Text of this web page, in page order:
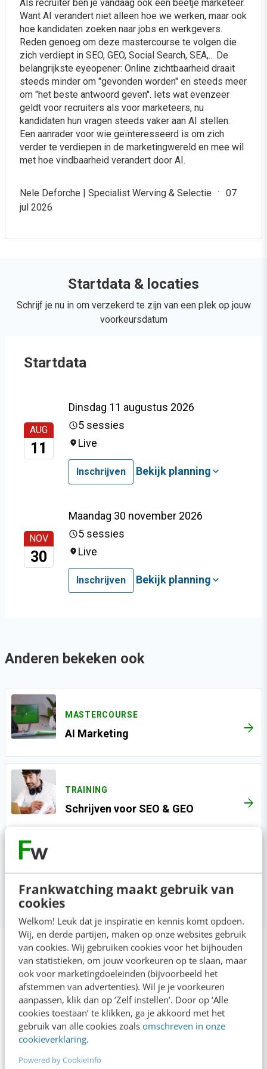
Frankwatching maakt gebruik van
cookies
Welkom! Leuk dat je inspiratie en kennis komt opdoen.
Wij, en derde partijen, maken op onze websites gebruik
van cookies. Wij gebruiken cookies voor het bijhouden
van statistieken, om jouw voorkeuren op te slaan, maar
ook voor marketingdoeleinden (bijvoorbeeld het
afstemmen van advertenties). Wil je je voorkeuren
aanpassen, klik dan op ‘Zelf instellen’. Door op ‘Alle
cookies toestaan’ te klikken, ga je akkoord met het
gebruik van alle cookies zoals omschreven in onze
cookieverklaring.
Powered by CookieInfo
Schrijf je samen met collega’s in en ontvang 15% korting
per deelnemer. Dat is een besparing van maar liefst €119
per persoon! Liever dit programma exclusief met je hele
team volgen? Lees verderop meer over onze incompany
mogelijkheden.
Als recruiter ben je vandaag ook een beetje marketeer.
Want AI verandert niet alleen hoe we werken, maar ook
hoe kandidaten zoeken naar jobs en werkgevers.
Reden genoeg om deze mastercourse te volgen die
zich verdiept in SEO, GEO, Social Search, SEA,... De
belangrijkste eyeopener: Online zichtbaarheid draait
steeds minder om "gevonden worden" en steeds meer
om "het beste antwoord geven". Iets wat evenzeer
geldt voor recruiters als voor marketeers, nu
kandidaten hun vragen steeds vaker aan AI stellen.
Een aanrader voor wie geïnteresseerd is om zich
verder te verdiepen in de marketingwereld en mee wil
met hoe vindbaarheid verandert door AI.
Nele Deforche | Specialist Werving & Selectie
07
jul 2026
Startdata & locaties
Schrijf je nu in om verzekerd te zijn van een plek op jouw
voorkeursdatum
Startdata
AUG
11
Dinsdag 11 augustus 2026
5 sessies
Live
Inschrijven Bekijk planning
NOV
30
Maandag 30 november 2026
5 sessies
Live
Inschrijven Bekijk planning
Anderen bekeken ook
MASTERCOURSE
AI Marketing ARROW_FORWARD
TRAINING
Schrijven voor SEO & GEO ARROW_FORWARD
Digital marketing & AI ARROW_FORWARD
Deze organisaties gingen je
voor